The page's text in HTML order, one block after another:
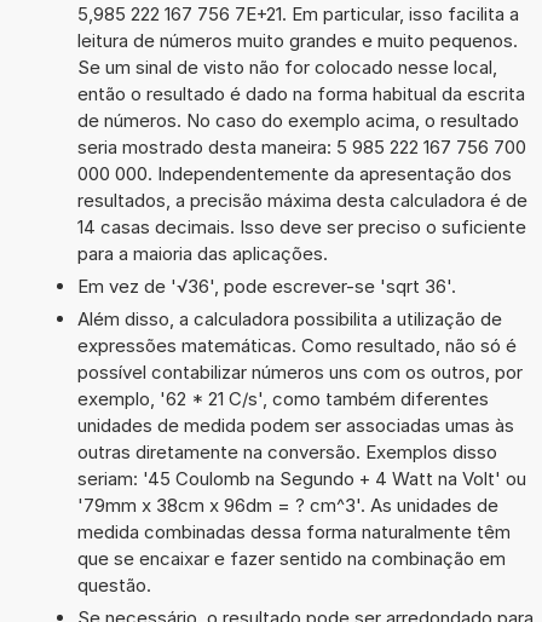
5,985 222 167 756 7E+21. Em particular, isso facilita a
leitura de números muito grandes e muito pequenos.
Se um sinal de visto não for colocado nesse local,
então o resultado é dado na forma habitual da escrita
de números. No caso do exemplo acima, o resultado
seria mostrado desta maneira: 5 985 222 167 756 700
000 000. Independentemente da apresentação dos
resultados, a precisão máxima desta calculadora é de
14 casas decimais. Isso deve ser preciso o suficiente
para a maioria das aplicações.
Em vez de '√36', pode escrever-se 'sqrt 36'.
Além disso, a calculadora possibilita a utilização de
expressões matemáticas. Como resultado, não só é
possível contabilizar números uns com os outros, por
exemplo, '62 * 21 C/s', como também diferentes
unidades de medida podem ser associadas umas às
outras diretamente na conversão. Exemplos disso
seriam: '45 Coulomb na Segundo + 4 Watt na Volt' ou
'79mm x 38cm x 96dm = ? cm^3'. As unidades de
medida combinadas dessa forma naturalmente têm
que se encaixar e fazer sentido na combinação em
questão.
Se necessário, o resultado pode ser arredondado para